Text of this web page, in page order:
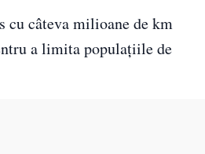
cu câteva milioane de km
a limita populațiile de